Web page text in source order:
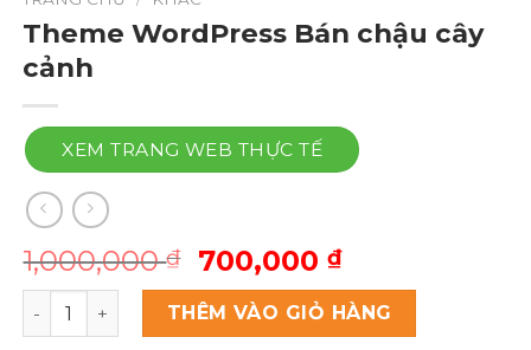
Theme WordPress Bán chậu cây
cảnh
XEM TRANG WEB THỰC TẾ
1,000,000₫
Giá
gốc
là:
700,000 ₫Giá
hiện
tại
Theme Wordpress Bán chậu cây cảnh số lượng
THÊM VÀO GIỎ HÀNG